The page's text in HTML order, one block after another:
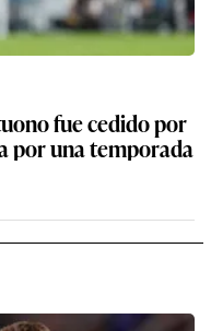
fue cedido por
por una temporada